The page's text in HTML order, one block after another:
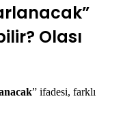
Olası
” ifadesi, farklı